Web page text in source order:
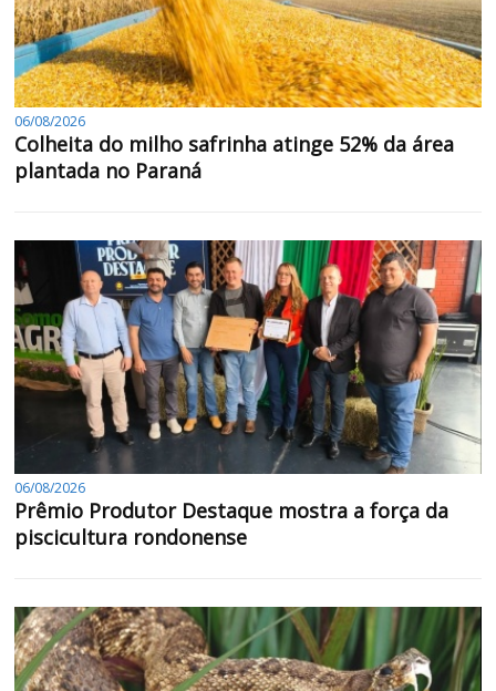
06/08/2026
Colheita do milho safrinha atinge 52% da área
plantada no Paraná
06/08/2026
Prêmio Produtor Destaque mostra a força da
piscicultura rondonense